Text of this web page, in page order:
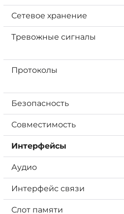
Сетевое хранение
Тревожные сигналы
Протоколы
Безопасность
Совместимость
Интерфейсы
Аудио
Интерфейс связи
Слот памяти